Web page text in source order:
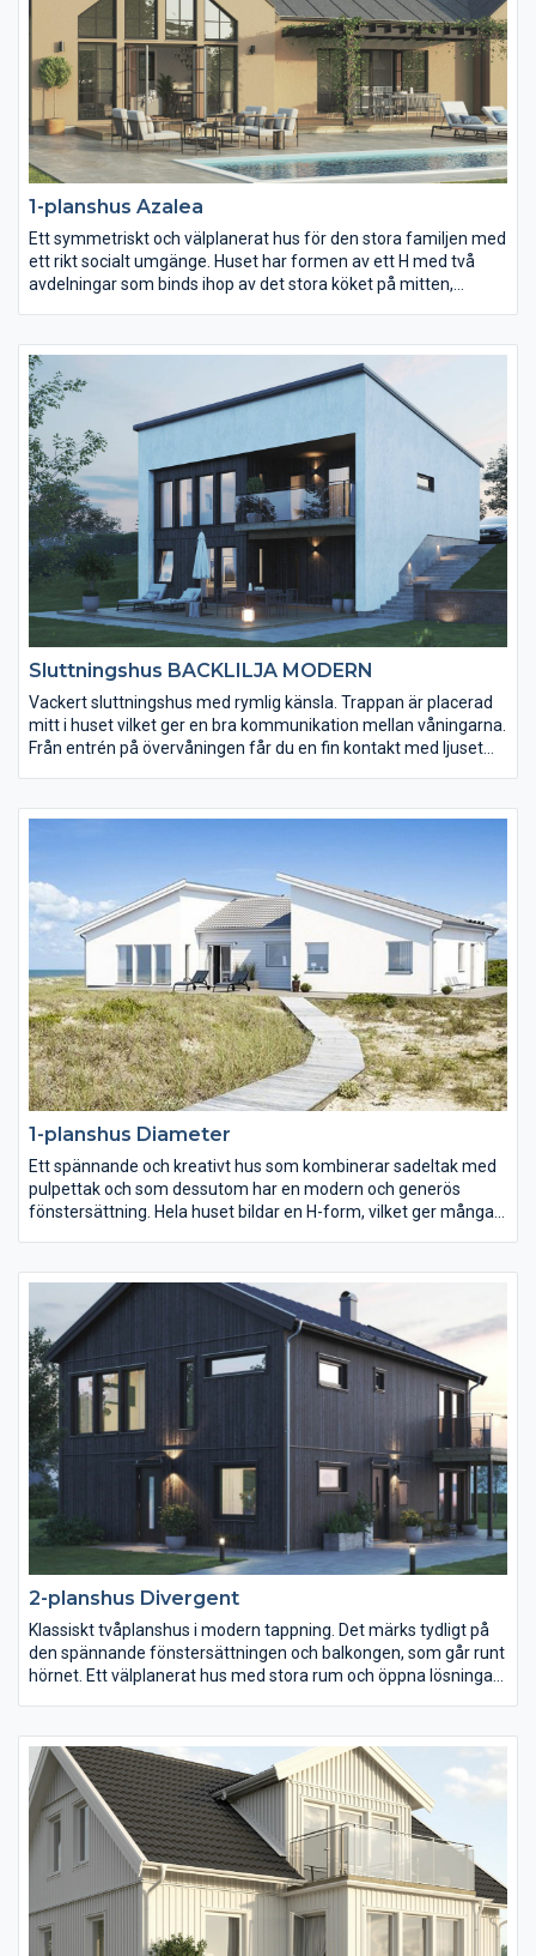
1-planshus Azalea
Ett symmetriskt och välplanerat hus för den stora familjen med
ett rikt socialt umgänge. Huset har formen av ett H med två
avdelningar som binds ihop av det stora köket på mitten,
välplanerad som man kan önska sig, med wc på ena sidan och
tvättstuga på den andra. Och strax innanför, gott om förvaring.
Avdelningen till vänster har sovrum och badrum. Till höger
imponerar det ljusa vardagsrummet med sin öppna planlösning
och många fönsterpartier. Även här finns dubbeldörrar ut till
trädgården/uteplatsen.
Sluttningshus BACKLILJA MODERN
Vackert sluttningshus med rymlig känsla. Trappan är placerad
mitt i huset vilket ger en bra kommunikation mellan våningarna.
Från entrén på övervåningen får du en fin kontakt med ljuset
gott om förvaring. Som alternativ planlösning kan väggen
stora fönstret. Gör du på samma sätt på sluttningsplanet,
mellan hallen och det lilla sovrummet, får du en fin plats för tv-
rum/allrum.
1-planshus Diameter
Ett spännande och kreativt hus som kombinerar sadeltak med
pulpettak och som dessutom har en modern och generös
fönstersättning. Hela huset bildar en H-form, vilket ger många
alla, där ingen behöver störa någon annan. Båda delarna
förenas av köket och matplatsen, som bildar husets hjärta.
Härifrån har man direktkontakt med såväl entré, som
vardagsrum och allrum, tack vare de stora öppningarna.
2-planshus Divergent
Klassiskt tvåplanshus i modern tappning. Det märks tydligt på
den spännande fönstersättningen och balkongen, som går runt
hörnet. Ett välplanerat hus med stora rum och öppna lösningar.
praktiska förvaringen precis innanför entrén. Övervåningens tre
sovrum är generösa och rymmer både fåtölj och skrivbord.
Divergent är ett gavelställt hus och passar särskilt bra på smala
och djupa tomter.